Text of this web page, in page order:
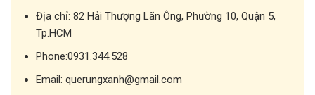
Địa chỉ: 82 Hải Thượng Lãn Ông, Phường 10, Quận 5,
Tp.HCM
Phone:0931.344.528
Email: querungxanh@gmail.com